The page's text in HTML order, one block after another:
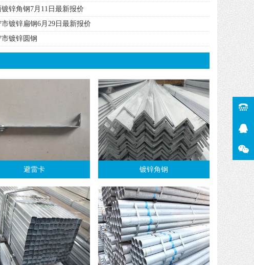
镀锌角钢7月11日最新报价
镀锌扁钢6月29日最新报价
镀锌圆钢
避雷卡 镀锌角钢